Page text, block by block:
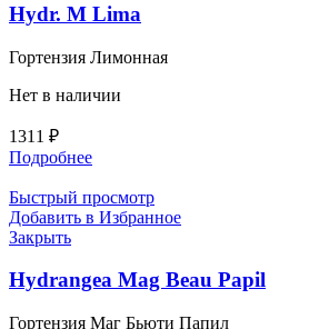
Hydr. M Lima
Гортензия Лимонная
Нет в наличии
1311 ₽
Подробнее
Быстрый просмотр
Добавить в Избранное
Закрыть
Hydrangea Mag Beau Papil
Гортензия Маг Бьюти Папил